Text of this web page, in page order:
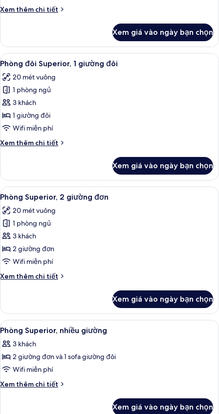
đôi
Xem thêm chi tiết
Chi
Privilege,
Phòng
đôi,
giường
đôi
Xem giá vào ngày bạn chọn
Xem
tất
cả
ảnh
Phòng
đôi
Superior,
giường
Phòng đôi Superior, 1 giường đôi |
9
Phòng đôi Superior, 1 giường đôi
20 mét vuông
1 phòng ngủ
3 khách
1 giường đôi
Wifi miễn phí
Xem thêm chi tiết
Chi
Phòng
đôi
Superior,
giường
đôi
Xem giá vào ngày bạn chọn
Xem
tất
cả
ảnh
Phòng
Superior,
2
đơn
Bộ đồ giường kháng dị ứng, két
12
Phòng Superior, 2 giường đơn
20 mét vuông
1 phòng ngủ
3 khách
2 giường đơn
Wifi miễn phí
Xem thêm chi tiết
Chi
Phòng
Superior,
2
giường
đơn
Xem giá vào ngày bạn chọn
Xem
tất
cả
ảnh
Phòng
Superior,
Phòng Superior, nhiều giường | Bộ
9
Phòng Superior, nhiều giường
3 khách
2 giường đơn và 1 sofa giường đôi
Wifi miễn phí
Xem thêm chi tiết
Chi
Xem giá vào ngày bạn chọn